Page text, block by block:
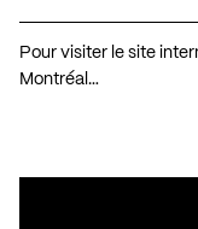
Pour visiter le site
Montréal…